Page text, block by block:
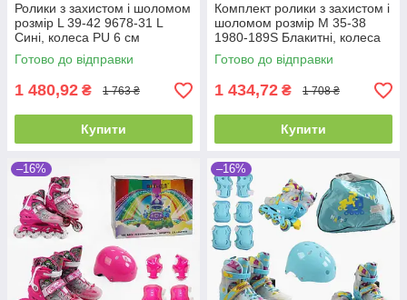
Ролики з захистом і шоломом
розмір L 39-42 9678-31 L
Сині, колеса PU 6 см
Готово до відправки
1 480,92 ₴ 1 763 ₴
Купити
Комплект ролики з захистом і
шоломом розмір М 35-38
1980-189S Блакитні, колеса
PU, d — 6,5 см, у сумці
Готово до відправки
1 434,72 ₴ 1 708 ₴
Купити
–16% –16%